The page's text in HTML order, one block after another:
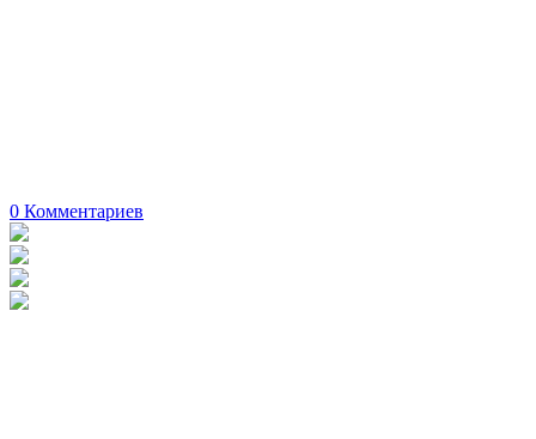
0 Комментариев